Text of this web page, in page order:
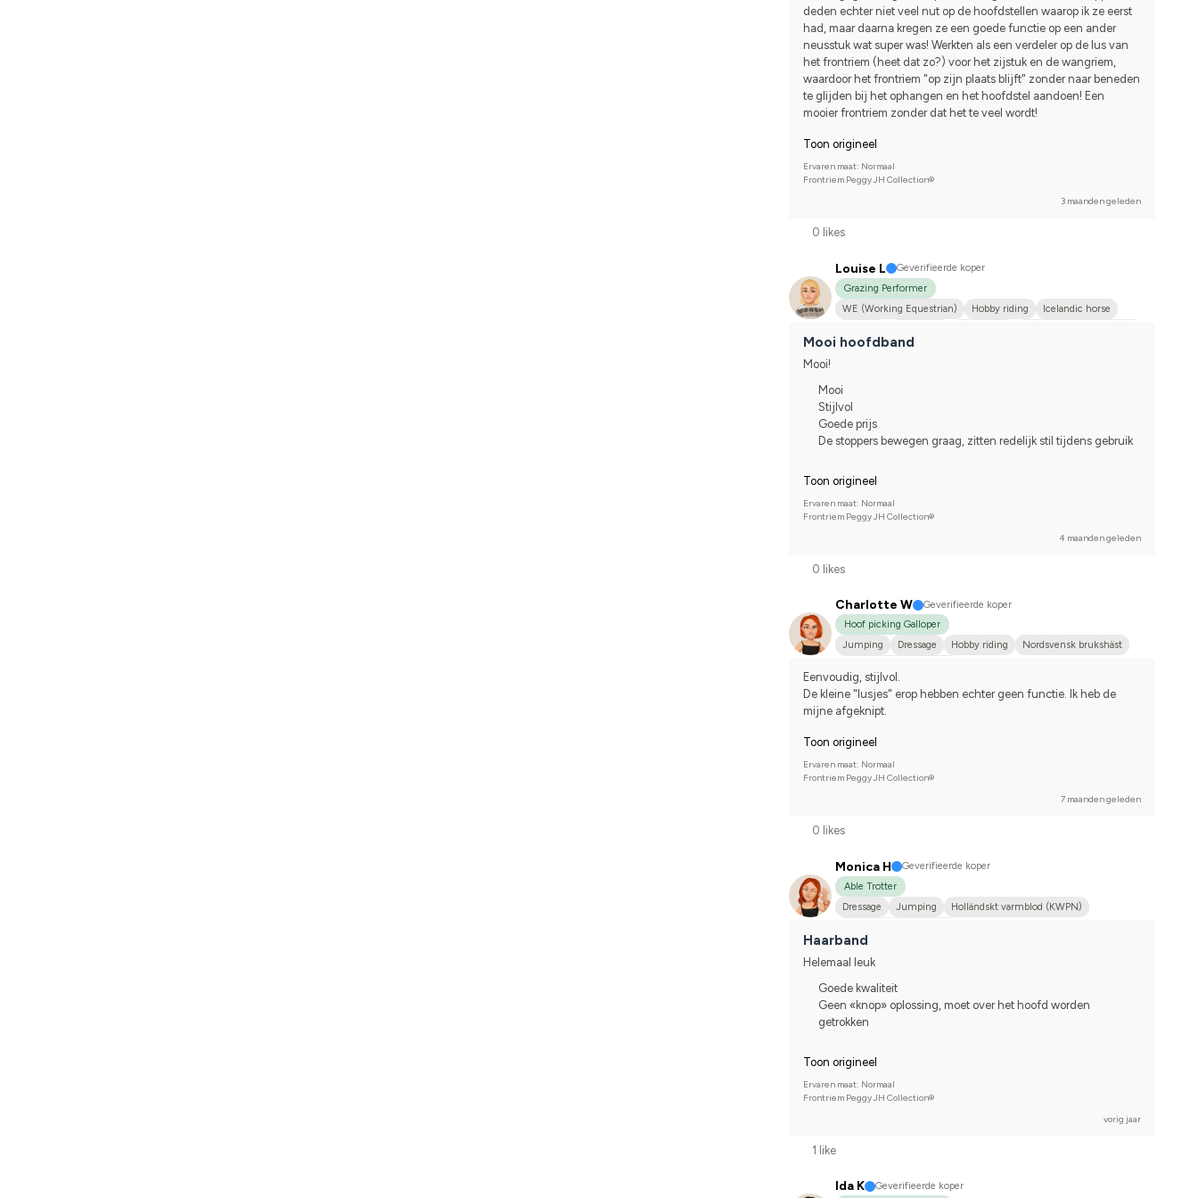
deden echter niet veel nut op de hoofdstellen waarop ik ze eerst
had, maar daarna kregen ze een goede functie op een ander
neusstuk wat super was! Werkten als een verdeler op de lus van
het frontriem (heet dat zo?) voor het zijstuk en de wangriem,
waardoor het frontriem "op zijn plaats blijft" zonder naar beneden
te glijden bij het ophangen en het hoofdstel aandoen! Een
mooier frontriem zonder dat het te veel wordt!
Toon origineel
Ervaren maat: Normaal
Frontriem Peggy JH Collection®
3 maanden geleden
0 likes
Louise L
Geverifieerde koper
Grazing Performer
WE (Working Equestrian)
Hobby riding
Icelandic horse
I do not compete
Mooi hoofdband
Mooi!
Mooi
Stijlvol
Goede prijs
De stoppers bewegen graag, zitten redelijk stil tijdens gebruik
Toon origineel
Ervaren maat: Normaal
Frontriem Peggy JH Collection®
4 maanden geleden
0 likes
Charlotte W
Geverifieerde koper
Hoof picking Galloper
Jumping
Dressage Hobby riding
Nordsvensk brukshäst
Eenvoudig, stijlvol.
De kleine "lusjes" erop hebben echter geen functie. Ik heb de
mijne afgeknipt.
Toon origineel
Ervaren maat: Normaal
Frontriem Peggy JH Collection®
7 maanden geleden
0 likes
Monica H
Geverifieerde koper
Able Trotter
Dressage
Jumping
Holländskt varmblod (KWPN)
Haarband
Helemaal leuk
Goede kwaliteit
Geen «knop» oplossing, moet over het hoofd worden
getrokken
Toon origineel
Ervaren maat: Normaal
Frontriem Peggy JH Collection®
vorig jaar
1 like
Ida K Geverifieerde koper